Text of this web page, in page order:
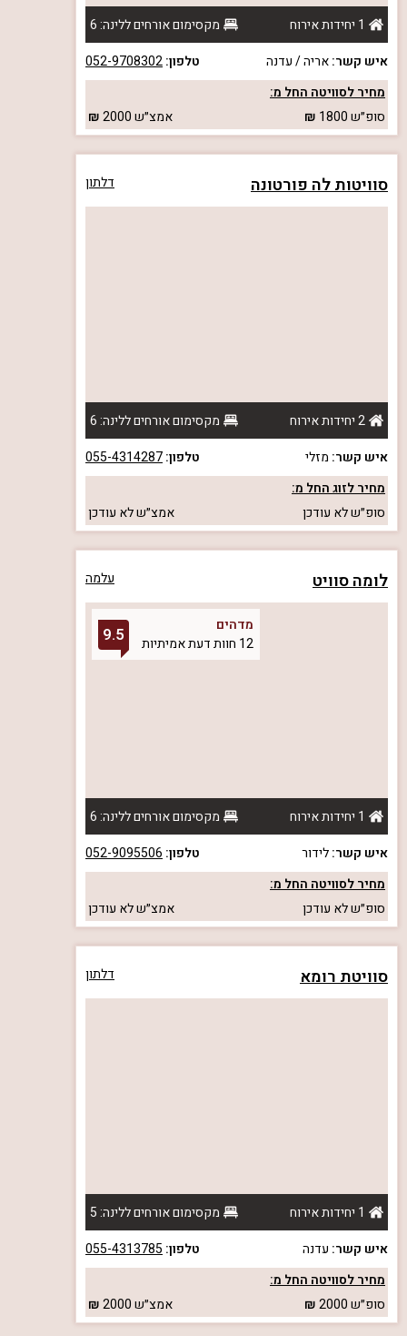
1 יחידות אירוח
מקסימום אורחים ללינה: 6
איש קשר:אריה / עדנה טלפון:052-9708302
מחיר לסוויטה החל מ:
סופ״ש1800 אמצ״ש2000
סוויטות לה פורטונה דלתון
2 יחידות אירוח
מקסימום אורחים ללינה: 6
איש קשר: מזלי טלפון:055-4314287
מחיר לזוג החל מ:
סופ״שלא עודכן אמצ״שלא עודכן
לומה סוויט עלמה
מדהים
12 חוות דעת אמיתיות
9.5
1 יחידות אירוח
מקסימום אורחים ללינה: 6
איש קשר:לידור טלפון: 052-9095506
מחיר לסוויטה החל מ:
סופ״שלא עודכן אמצ״שלא עודכן
סוויטת רומא דלתון
1 יחידות אירוח
מקסימום אורחים ללינה: 5
איש קשר: עדנה טלפון: 055-4313785
מחיר לסוויטה החל מ:
סופ״ש2000 אמצ״ש2000